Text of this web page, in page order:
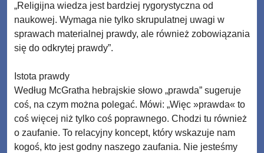
„Religijna wiedza jest bardziej rygorystyczna od
naukowej. Wymaga nie tylko skrupulatnej uwagi w
sprawach materialnej prawdy, ale również zobowiązania
się do odkrytej prawdy”.
Istota prawdy
Według McGratha hebrajskie słowo „prawda” sugeruje
coś, na czym można polegać. Mówi: „Więc »prawda« to
coś więcej niż tylko coś poprawnego. Chodzi tu również
o zaufanie. To relacyjny koncept, który wskazuje nam
kogoś, kto jest godny naszego zaufania. Nie jesteśmy